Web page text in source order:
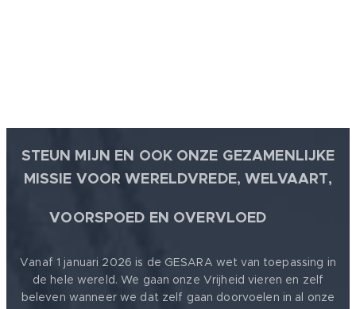
STEUN MIJN EN OOK ONZE GEZAMENLIJKE
MISSIE VOOR WERELDVREDE, WELVAART,
VOORSPOED EN OVERVLOED
Vanaf 1 januari 2026 is de GESARA wet van toepassing in
de hele wereld. We gaan onze Vrijheid vieren en zelf
beleven wanneer we dat zelf gaan doorvoelen in al onze